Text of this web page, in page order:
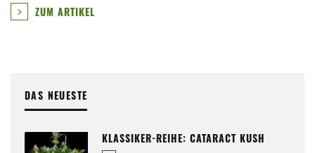
ZUM ARTIKEL
DAS NEUESTE
KLASSIKER-REIHE: CATARACT KUSH